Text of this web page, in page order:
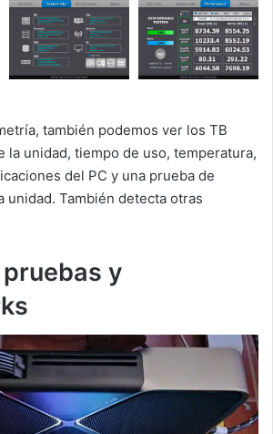
también podemos ver los TB
la unidad, tiempo de uso, temperatura,
del PC y una prueba de
unidad. También detecta otras
y